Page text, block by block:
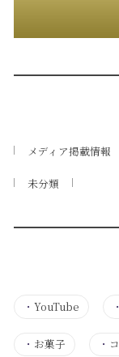
メディア掲載情報
未分類
・ YouTube ・
・ お菓子 ・